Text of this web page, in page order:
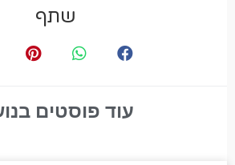
שתף
עוד פוסטים